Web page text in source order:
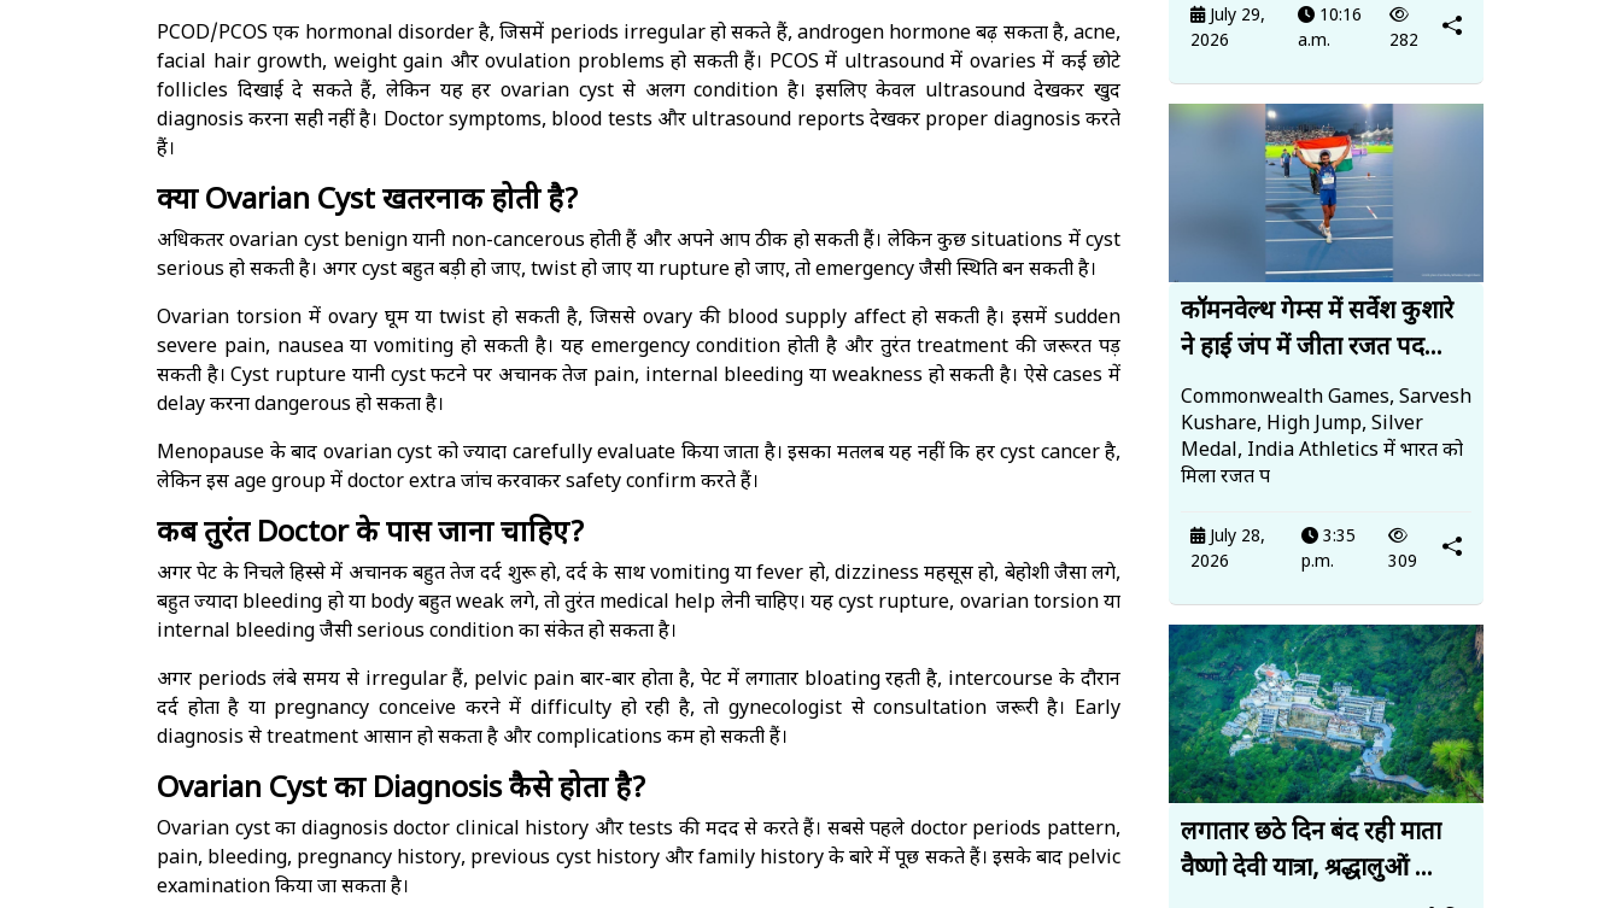
PCOD/PCOS एक hormonal disorder है, जिसमें periods irregular हो सकते हैं, androgen hormone बढ़ सकता है, acne,
facial hair growth, weight gain और ovulation problems हो सकती हैं। PCOS में ultrasound में ovaries में कई छोटे
follicles दिखाई दे सकते हैं, लेकिन यह हर ovarian cyst से अलग condition है। इसलिए केवल ultrasound देखकर खुद
diagnosis करना सही नहीं है। Doctor symptoms, blood tests और ultrasound reports देखकर proper diagnosis करते
हैं।
क्या Ovarian Cyst खतरनाक होती है?
अधिकतर ovarian cyst benign यानी non-cancerous होती हैं और अपने आप ठीक हो सकती हैं। लेकिन कुछ situations में cyst
serious हो सकती है। अगर cyst बहुत बड़ी हो जाए, twist हो जाए या rupture हो जाए, तो emergency जैसी स्थिति बन सकती है।
Ovarian torsion में ovary घूम या twist हो सकती है, जिससे ovary की blood supply affect हो सकती है। इसमें sudden
severe pain, nausea या vomiting हो सकती है। यह emergency condition होती है और तुरंत treatment की जरूरत पड़
सकती है। Cyst rupture यानी cyst फटने पर अचानक तेज pain, internal bleeding या weakness हो सकती है। ऐसे cases में
delay करना dangerous हो सकता है।
Menopause के बाद ovarian cyst को ज्यादा carefully evaluate किया जाता है। इसका मतलब यह नहीं कि हर cyst cancer है,
लेकिन इस age group में doctor extra जांच करवाकर safety confirm करते हैं।
कब तुरंत Doctor के पास जाना चाहिए?
अगर पेट के निचले हिस्से में अचानक बहुत तेज दर्द शुरू हो, दर्द के साथ vomiting या fever हो, dizziness महसूस हो, बेहोशी जैसा लगे,
बहुत ज्यादा bleeding हो या body बहुत weak लगे, तो तुरंत medical help लेनी चाहिए। यह cyst rupture, ovarian torsion या
internal bleeding जैसी serious condition का संकेत हो सकता है।
अगर periods लंबे समय से irregular हैं, pelvic pain बार-बार होता है, पेट में लगातार bloating रहती है, intercourse के दौरान
दर्द होता है या pregnancy conceive करने में difficulty हो रही है, तो gynecologist से consultation जरूरी है। Early
diagnosis से treatment आसान हो सकता है और complications कम हो सकती हैं।
Ovarian Cyst का Diagnosis कैसे होता है?
Ovarian cyst का diagnosis doctor clinical history और tests की मदद से करते हैं। सबसे पहले doctor periods pattern,
pain, bleeding, pregnancy history, previous cyst history और family history के बारे में पूछ सकते हैं। इसके बाद pelvic
examination किया जा सकता है।
July 29,
2026
10:16
a.m.
282
कॉमनवेल्थ गेम्स में सर्वेश कुशारे
ने हाई जंप में जीता रजत पद...
Commonwealth Games, Sarvesh
Kushare, High Jump, Silver
Medal, India Athletics में भारत को
मिला रजत प
July 28,
2026
3:35
p.m.
309
लगातार छठे दिन बंद रही माता
वैष्णो देवी यात्रा, श्रद्धालुओं ...